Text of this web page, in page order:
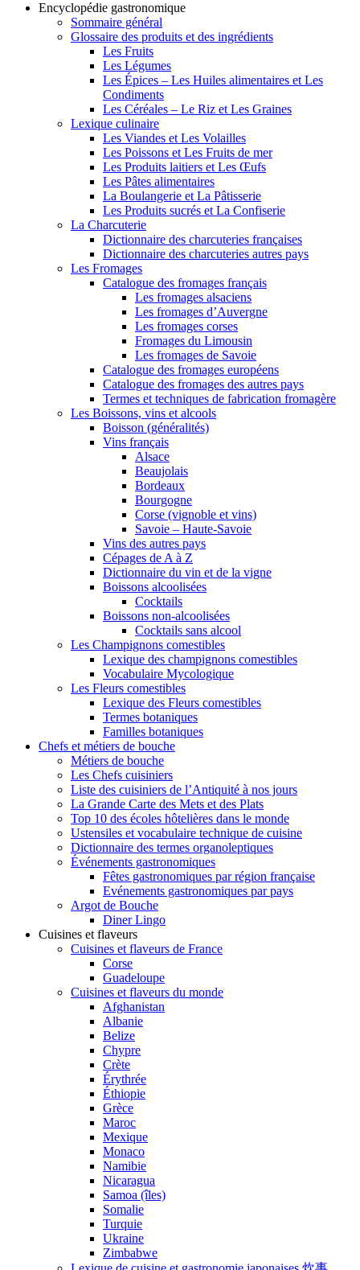
Encyclopédie gastronomique
Sommaire général
Glossaire des produits et des ingrédients
Les Fruits
Les Légumes
Les Épices – Les Huiles alimentaires et Les
Condiments
Les Céréales – Le Riz et Les Graines
Lexique culinaire
Les Viandes et Les Volailles
Les Poissons et Les Fruits de mer
Les Produits laitiers et Les Œufs
Les Pâtes alimentaires
La Boulangerie et La Pâtisserie
Les Produits sucrés et La Confiserie
La Charcuterie
Dictionnaire des charcuteries françaises
Dictionnaire des charcuteries autres pays
Les Fromages
Catalogue des fromages français
Les fromages alsaciens
Les fromages d’Auvergne
Les fromages corses
Fromages du Limousin
Les fromages de Savoie
Catalogue des fromages européens
Catalogue des fromages des autres pays
Termes et techniques de fabrication fromagère
Les Boissons, vins et alcools
Boisson (généralités)
Vins français
Alsace
Beaujolais
Bordeaux
Bourgogne
Corse (vignoble et vins)
Savoie – Haute-Savoie
Vins des autres pays
Cépages de A à Z
Dictionnaire du vin et de la vigne
Boissons alcoolisées
Cocktails
Boissons non-alcoolisées
Cocktails sans alcool
Les Champignons comestibles
Lexique des champignons comestibles
Vocabulaire Mycologique
Les Fleurs comestibles
Lexique des Fleurs comestibles
Termes botaniques
Familles botaniques
Chefs et métiers de bouche
Métiers de bouche
Les Chefs cuisiniers
Liste des cuisiniers de l’Antiquité à nos jours
La Grande Carte des Mets et des Plats
Top 10 des écoles hôtelières dans le monde
Ustensiles et vocabulaire technique de cuisine
Dictionnaire des termes organoleptiques
Événements gastronomiques
Fêtes gastronomiques par région française
Evénements gastronomiques par pays
Argot de Bouche
Diner Lingo
Cuisines et flaveurs
Cuisines et flaveurs de France
Corse
Guadeloupe
Cuisines et flaveurs du monde
Afghanistan
Albanie
Belize
Chypre
Crète
Érythrée
Éthiopie
Grèce
Maroc
Mexique
Monaco
Namibie
Nicaragua
Samoa (îles)
Somalie
Turquie
Ukraine
Zimbabwe